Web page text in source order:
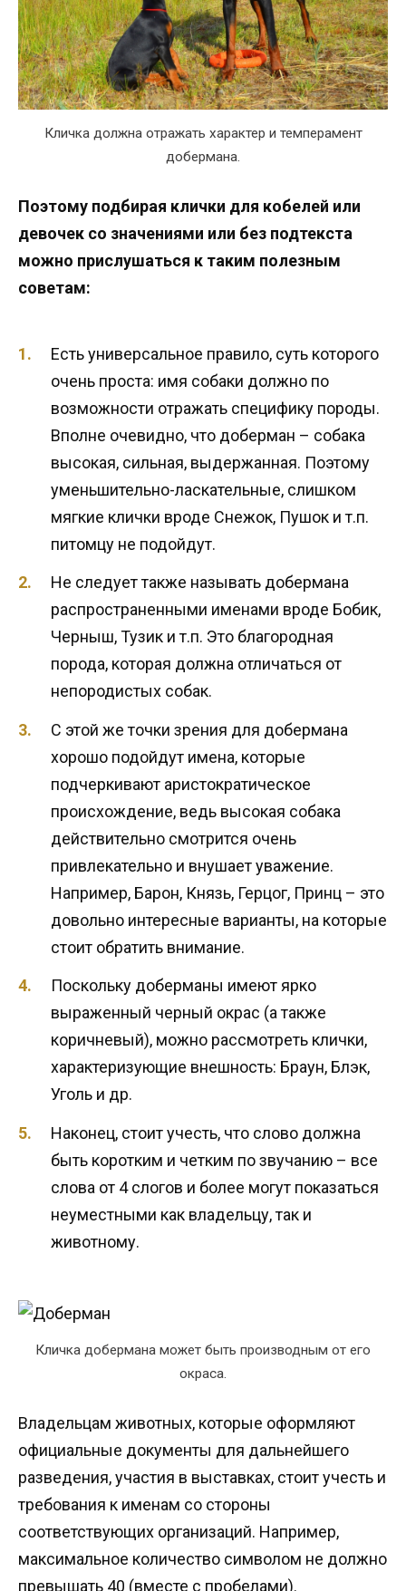
Кличка должна отражать характер и темперамент
добермана.
Поэтому подбирая клички для кобелей или
девочек со значениями или без подтекста
можно прислушаться к таким полезным
советам:
Есть универсальное правило, суть которого
очень проста: имя собаки должно по
возможности отражать специфику породы.
Вполне очевидно, что доберман – собака
высокая, сильная, выдержанная. Поэтому
уменьшительно-ласкательные, слишком
мягкие клички вроде Снежок, Пушок и т.п.
питомцу не подойдут.
Не следует также называть добермана
распространенными именами вроде Бобик,
Черныш, Тузик и т.п. Это благородная
порода, которая должна отличаться от
непородистых собак.
С этой же точки зрения для добермана
хорошо подойдут имена, которые
подчеркивают аристократическое
происхождение, ведь высокая собака
действительно смотрится очень
привлекательно и внушает уважение.
Например, Барон, Князь, Герцог, Принц – это
довольно интересные варианты, на которые
стоит обратить внимание.
Поскольку доберманы имеют ярко
выраженный черный окрас (а также
коричневый), можно рассмотреть клички,
характеризующие внешность: Браун, Блэк,
Уголь и др.
Наконец, стоит учесть, что слово должна
быть коротким и четким по звучанию – все
слова от 4 слогов и более могут показаться
неуместными как владельцу, так и
животному.
Кличка добермана может быть производным от его
окраса.
Владельцам животных, которые оформляют
официальные документы для дальнейшего
разведения, участия в выставках, стоит учесть и
требования к именам со стороны
соответствующих организаций. Например,
максимальное количество символом не должно
превышать 40 (вместе с пробелами).